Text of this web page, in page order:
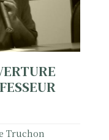
Truchon